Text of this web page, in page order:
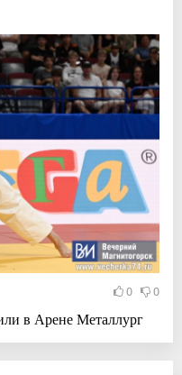
0 0
в Арене Металлург